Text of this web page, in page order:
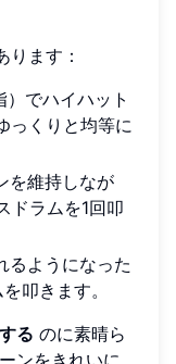
ります：
でハイハット
っくりと均等に
を維持しなが
ドラムを1回叩
るようになった
叩きます。
る のに素晴ら